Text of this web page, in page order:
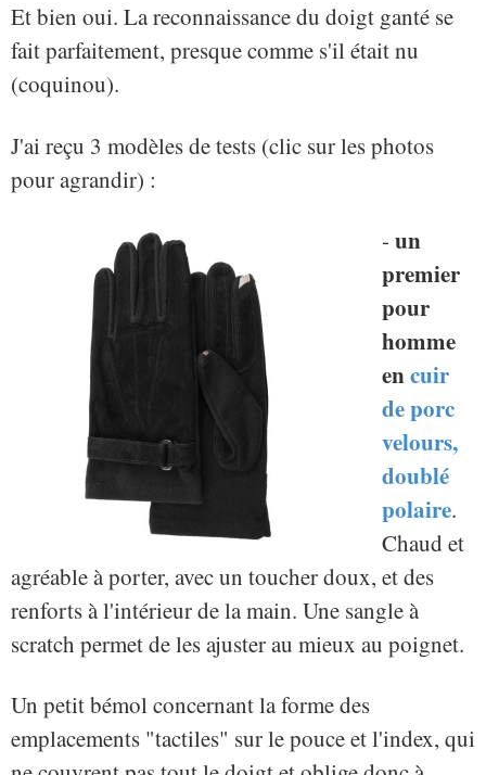
Et bien oui. La reconnaissance du doigt ganté se
fait parfaitement, presque comme s'il était nu
(coquinou).
J'ai reçu 3 modèles de tests (clic sur les photos
pour agrandir) :
- un
premier
pour
homme
encuir
de porc
velours,
doublé
polaire.
Chaud et
agréable à porter, avec un toucher doux, et des
renforts à l'intérieur de la main. Une sangle à
scratch permet de les ajuster au mieux au poignet.
Un petit bémol concernant la forme des
emplacements "tactiles" sur le pouce et l'index, qui